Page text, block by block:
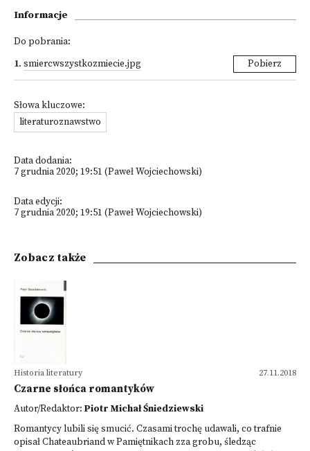
Informacje
Do pobrania:
1. smiercwszystkozmiecie.jpg Pobierz
Słowa kluczowe:
literaturoznawstwo
Data dodania:
7 grudnia 2020; 19:51 (Paweł Wojciechowski)
Data edycji:
7 grudnia 2020; 19:51 (Paweł Wojciechowski)
Zobacz także
27.11.2018
Historia literatury
Czarne słońca romantyków
Autor/Redaktor: Piotr Michał Śniedziewski
Romantycy lubili się smucić. Czasami trochę udawali, co trafnie
opisał Chateaubriand w Pamiętnikach zza grobu, śledząc